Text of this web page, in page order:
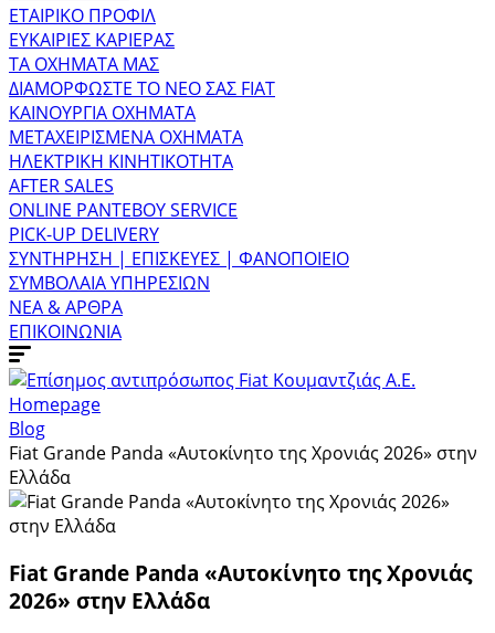
ΕΤΑΙΡΙΚΟ ΠΡΟΦΙΛ
ΕΥΚΑΙΡΙΕΣ ΚΑΡΙΕΡΑΣ
ΤΑ ΟΧΗΜΑΤΑ ΜΑΣ
ΔΙΑΜΟΡΦΩΣΤΕ ΤΟ ΝΕΟ ΣΑΣ FIAT
ΚΑΙΝΟΥΡΓΙΑ ΟΧΗΜΑΤΑ
ΜΕΤΑΧΕΙΡΙΣΜΕΝΑ ΟΧΗΜΑΤΑ
ΗΛΕΚΤΡΙΚΗ ΚΙΝΗΤΙΚΟΤΗΤΑ
AFTER SALES
ONLINE ΡΑΝΤΕΒΟΥ SERVICE
PICK-UP DELIVERY
ΣΥΝΤΗΡΗΣΗ | ΕΠΙΣΚΕΥΕΣ | ΦΑΝΟΠΟΙΕΙΟ
ΣΥΜΒΟΛΑΙΑ ΥΠΗΡΕΣΙΩΝ
ΝΕΑ & ΑΡΘΡΑ
ΕΠΙΚΟΙΝΩΝΙΑ
Homepage
Blog
Fiat Grande Panda «Αυτοκίνητο της Χρονιάς 2026» στην
Ελλάδα
Fiat Grande Panda «Αυτοκίνητο της Χρονιάς
2026» στην Ελλάδα